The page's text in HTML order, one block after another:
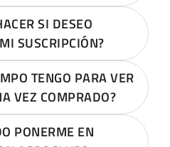
SI DESEO
SUSCRIPCIÓN?
TENGO PARA VER
VEZ COMPRADO?
PONERME EN